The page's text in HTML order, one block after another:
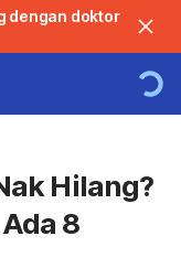
dengan doktor
Hilang?
8